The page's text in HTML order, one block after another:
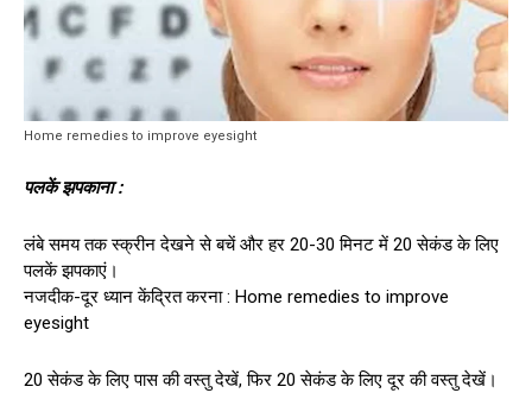
Home remedies to improve eyesight
पलकें झपकाना :
लंबे समय तक स्क्रीन देखने से बचें और हर 20-30 मिनट में 20 सेकंड के लिए
पलकें झपकाएं।
नजदीक-दूर ध्यान केंद्रित करना : Home remedies to improve
eyesight
20 सेकंड के लिए पास की वस्तु देखें, फिर 20 सेकंड के लिए दूर की वस्तु देखें।